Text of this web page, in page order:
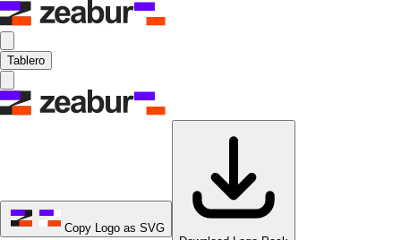
Tablero
Copy Logo as SVG